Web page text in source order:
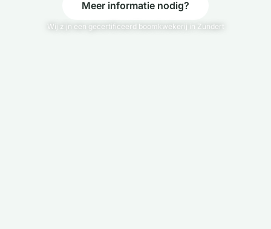
Meer informatie nodig?
Wij zijn een gecertificeerd boomkwekerij in Zundert